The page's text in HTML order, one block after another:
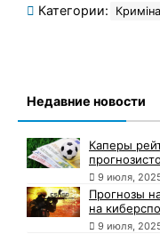
Категории:
Недавние новости
Каперы
9 июля,
Прогнозы
на
9 июля,